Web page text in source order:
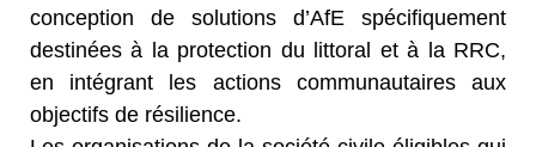
conception de solutions d’AfE spécifiquement
destinées à la protection du littoral et à la RRC,
en intégrant les actions communautaires aux
objectifs de résilience.